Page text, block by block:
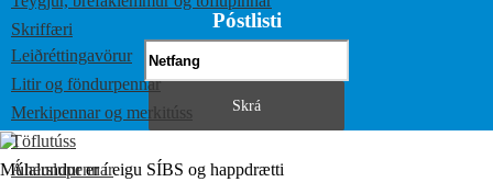
Skriffæri
Leiðréttingavörur
Litir og föndurpennar
Merkipennar og merkitúss
Töflutúss
Áherslupennar
Póstlisti
Múlalundur er í eigu SÍBS og happdrætti